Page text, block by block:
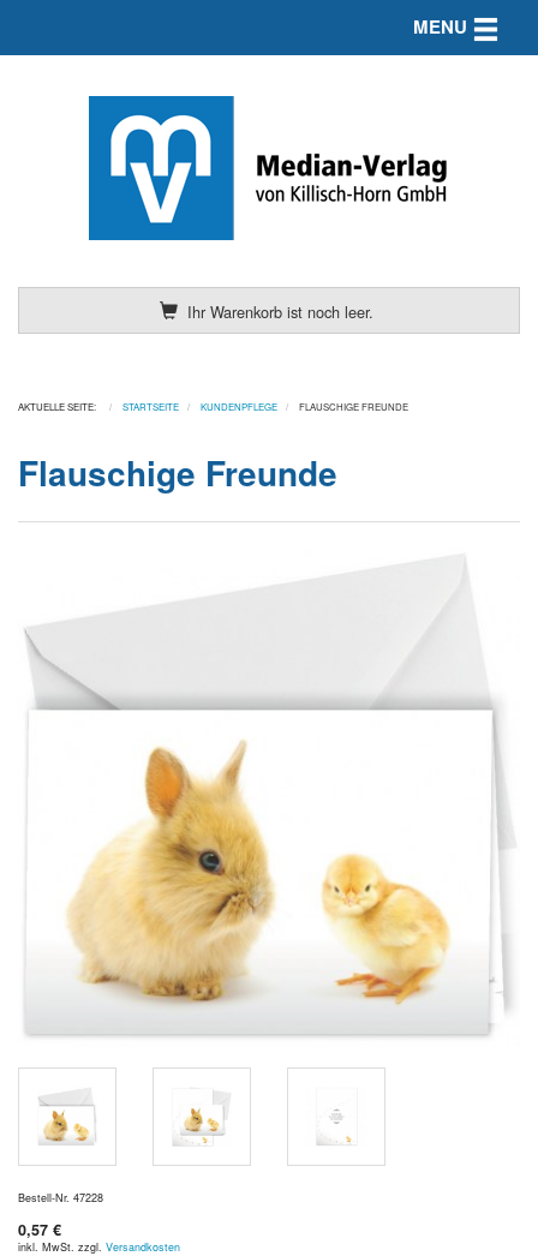
Ihr Warenkorb ist noch leer.
MENU Toggle
AKTUELLE SEITE: STARTSEITE KUNDENPFLEGE FLAUSCHIGE FREUNDE
Flauschige Freunde
Bestell-Nr. 47228
0,57 €
inkl. MwSt. zzgl. Versandkosten